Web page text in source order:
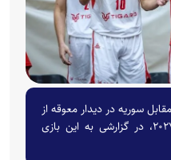
سوریه در دیدار معوقه از
پنجره دوم انتخابی جام جهانی ۲۰۲۷، در گزارشی به این بازی